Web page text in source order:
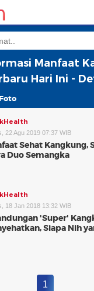
Manfaat
Hari Ini -
22 Agu 2019 07:37 WIB
Sehat Kangkung,
Duo Semangka
18 Jan 2018 13:32 WIB
'Super'
Siapa Nih
1